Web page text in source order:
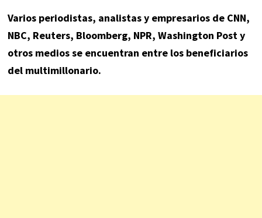
Varios periodistas, analistas y empresarios de CNN,
NBC, Reuters, Bloomberg, NPR, Washington Post y
otros medios se encuentran entre los beneficiarios
del multimillonario.